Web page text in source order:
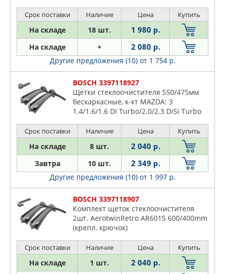
Срок поставки Наличие Цена Купить
На складе 18 шт. 1 980 р.
На складе + 2 080 р.
Другие предложения (10) от 1 754 р.
BOSCH 3397118927
Щетки стеклоочистителя 550/475мм
бескаркасные, к-кт MAZDA: 3
1.4/1.6/1.6 DI Turbo/2.0/2.3 DiSi Turbo
Turbo/2.0 03- VW: BORA
Срок поставки Наличие Цена Купить
На складе 8 шт. 2 040 р.
Завтра 10 шт. 2 349 р.
Другие предложения (10) от 1 997 р.
BOSCH 3397118907
Комплект щеток стеклоочистителя
2шт. AerotwinRetro AR601S 600/400mm
(крепл. крючок)
Срок поставки Наличие Цена Купить
На складе 1 шт. 2 040 р.